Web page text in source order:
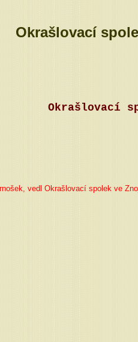
Okrašlovací
vedl Okrašlovací spolek ve